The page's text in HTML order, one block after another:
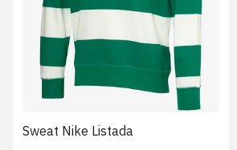
Sweat Nike Listada